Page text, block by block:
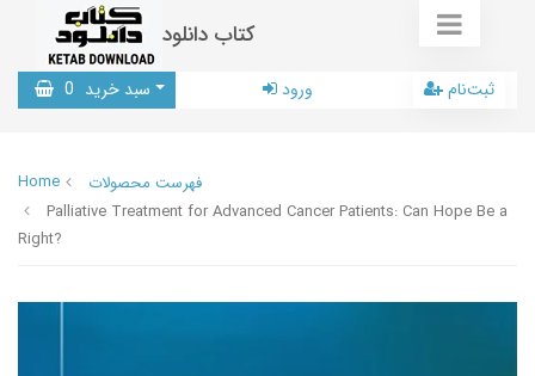
کتاب دانلود
سبد خرید 0 ورود ثبت‌نام
Home
فهرست محصولات
Palliative Treatment for Advanced Cancer Patients: Can Hope Be a
Right?